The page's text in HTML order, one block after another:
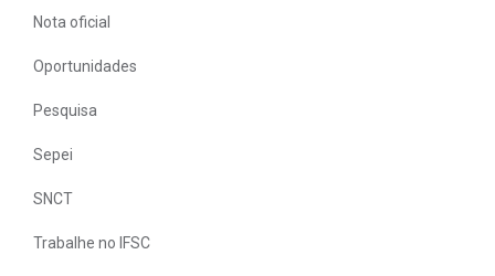
Nota oficial
Oportunidades
Pesquisa
Sepei
SNCT
Trabalhe no IFSC